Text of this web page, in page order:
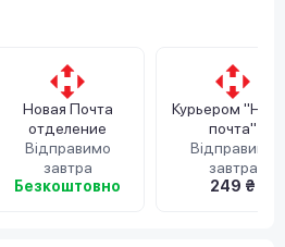
Новая Почта
отделение
Відправимо
завтра
Безкоштовно
Курьером
почта"
Відправимо
завтра
249 ₴